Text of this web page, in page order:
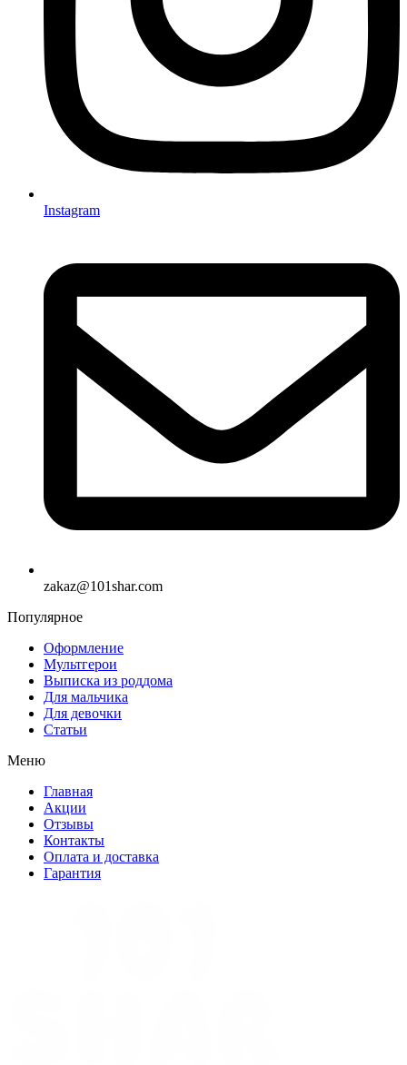
Instagram
zakaz@101shar.com
Популярное
Оформление
Мультгерои
Выписка из роддома
Для мальчика
Для девочки
Статьи
Меню
Главная
Акции
Отзывы
Контакты
Оплата и доставка
Гарантия